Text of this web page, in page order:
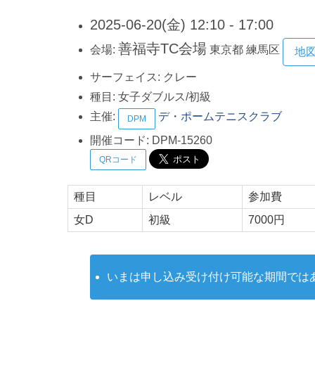
2025-06-20(金) 12:10 - 17:00
会場: 善福寺TC会場 東京都 練馬区 地
サーフェイス: クレー
種目: 女子ダブルス/初級
主催:
DPM
デ・ポームテニスクラブ
開催コード: DPM-15260
QRコード
種目 レベル
参加費
女D
初級 7000円
いまは申し込み受け付け可能な期間では